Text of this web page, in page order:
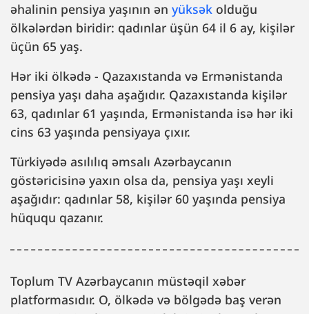
əhalinin pensiya yaşının ən yüksək olduğu
ölkələrdən biridir: qadınlar üşün 64 il 6 ay, kişilər
üçün 65 yaş.
Hər iki ölkədə - Qazaxıstanda və Ermənistanda
pensiya yaşı daha aşağıdır. Qazaxıstanda kişilər
63, qadınlar 61 yaşında, Ermənistanda isə hər iki
cins 63 yaşında pensiyaya çıxır.
Türkiyədə asılılıq əmsalı Azərbaycanın
göstəricisinə yaxın olsa da, pensiya yaşı xeyli
aşağıdır: qadınlar 58, kişilər 60 yaşında pensiya
hüququ qazanır.
Toplum TV Azərbaycanın müstəqil xəbər
platformasıdır. O, ölkədə və bölgədə baş verən